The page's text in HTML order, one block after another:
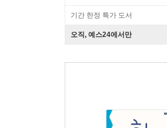
기간 한정 특가 도서
오직, 예스24에서만